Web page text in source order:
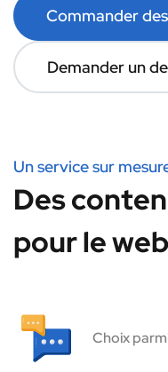
Commander
Demander un
Un service sur
Des
pour le
Choix